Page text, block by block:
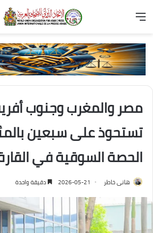
القائمة
مصر والمغرب وجنوب
تستحوذ على سبعين
الحصة السوقية في
هانى خاطر 2026-05-21 دقيقة واحدة